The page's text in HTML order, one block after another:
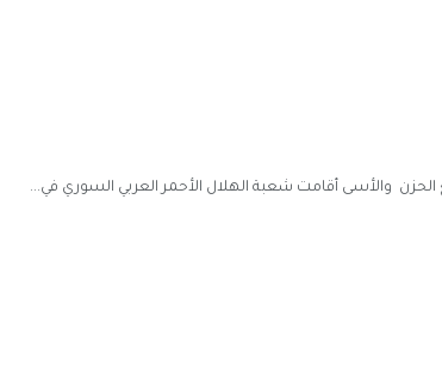
الحزن والأسى أقامت شعبة الهلال الأحمر العربي السوري في...